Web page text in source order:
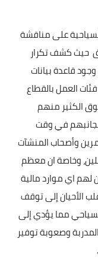
على مناقشة
حيث كشف تكرار
قاعدة بيانات
العمل بالقطاع
الكثير منهم
في وقت
وأصحاب المنشآت
وخاصة ان معظم
لهم اي موارد مالية
الأحيان إلى توقف
مما يؤدي إلى
وصعوبة توفير